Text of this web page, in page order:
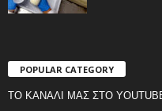
POPULAR CATEGORY
ΤΟ ΚΑΝΑΛΙ ΜΑΣ ΣΤΟ